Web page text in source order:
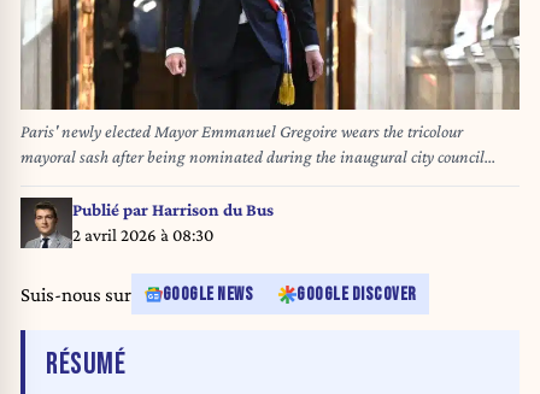
Paris' newly elected Mayor Emmanuel Gregoire wears the tricolour
mayoral sash after being nominated during the inaugural city council
session at the city hall of Paris on March 29, 2026. - Emmanuel Gregoire ,
who was elected mayor of Paris by a wide margin over right wing candidate
Rachida Dati, takes office on March 29, 2026 at the Paris City Hall to
by Julien De Rosa/Pool/ABACAPRESS.COM
Publié parHarrison du Bus
2 avril 2026 à 08:30
Suis-nous sur GOOGLE NEWS GOOGLE DISCOVER
RÉSUMÉDE L'ARTICLE